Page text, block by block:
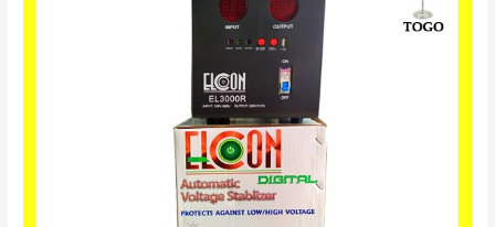
59.900 CFA.55.000 CFA.